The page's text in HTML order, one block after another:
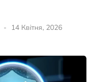
14 Квітня, 2026